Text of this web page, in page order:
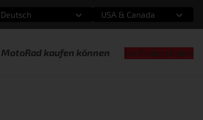
Sie eine Option
Deutsch
Sie eine Option
USA & Canada
MotoRad kaufen können Ein Produkt finden